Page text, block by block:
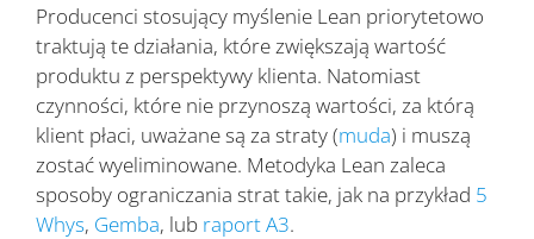
Producenci stosujący myślenie Lean priorytetowo
traktują te działania, które zwiększają wartość
produktu z perspektywy klienta. Natomiast
czynności, które nie przynoszą wartości, za którą
klient płaci, uważane są za straty (muda) i muszą
zostać wyeliminowane. Metodyka Lean zaleca
sposoby ograniczania strat takie, jak na przykład 5
Whys, Gemba, lub raport A3.